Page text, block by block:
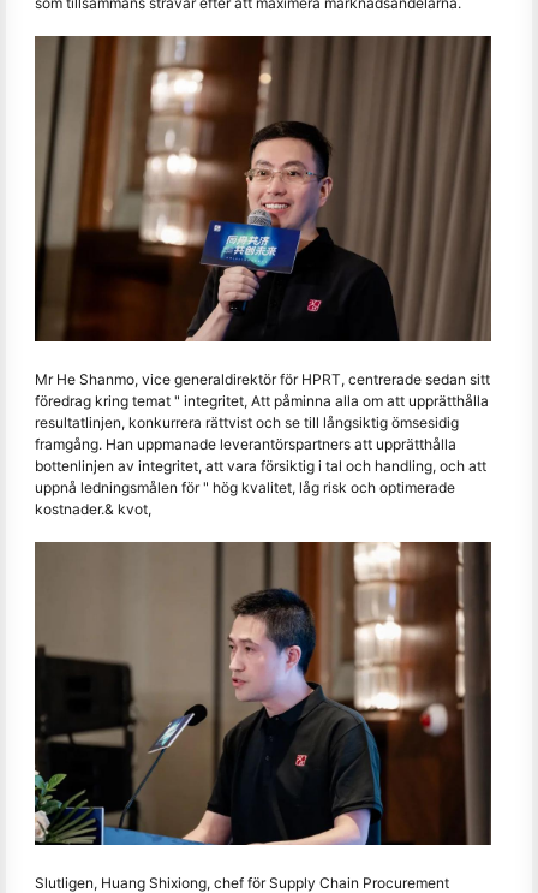
Mr He Shanmo, vice generaldirektör för HPRT, centrerade sedan sitt
föredrag kring temat " integritet, Att påminna alla om att upprätthålla
resultatlinjen, konkurrera rättvist och se till långsiktig ömsesidig
framgång. Han uppmanade leverantörspartners att upprätthålla
bottenlinjen av integritet, att vara försiktig i tal och handling, och att
uppnå ledningsmålen för " hög kvalitet, låg risk och optimerade
kostnader.& kvot,
Slutligen, Huang Shixiong, chef för Supply Chain Procurement